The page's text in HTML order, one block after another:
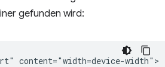
gefunden wird: